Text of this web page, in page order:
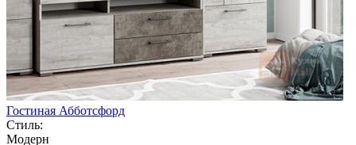
Гостиная Абботсфорд
Стиль:
Модерн